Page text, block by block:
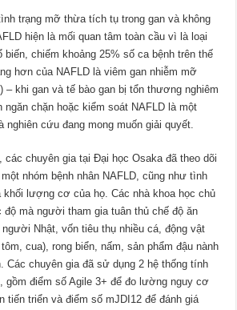
trạng mỡ thừa tích tụ trong gan và không
hiện là mối quan tâm toàn cầu vì là loại
biến, chiếm khoảng 25% số ca bệnh trên thế
hơn của NAFLD là viêm gan nhiễm mỡ
– khi gan và tế bào gan bị tổn thương nghiêm
chặn hoặc kiểm soát NAFLD là một
nghiên cứu đang mong muốn giải quyết.
các chuyên gia tại Đại học Osaka đã theo dõi
nhóm bệnh nhân NAFLD, cũng như tình
khối lượng cơ của họ. Các nhà khoa học chủ
độ mà người tham gia tuân thủ chế độ ăn
Nhật, vốn tiêu thụ nhiều cá, động vật
cua), rong biển, nấm, sản phẩm đậu nành
Các chuyên gia đã sử dụng 2 hệ thống tính
gồm điểm số Agile 3+ để đo lường nguy cơ
tiến triển và điểm số mJDI12 để đánh giá